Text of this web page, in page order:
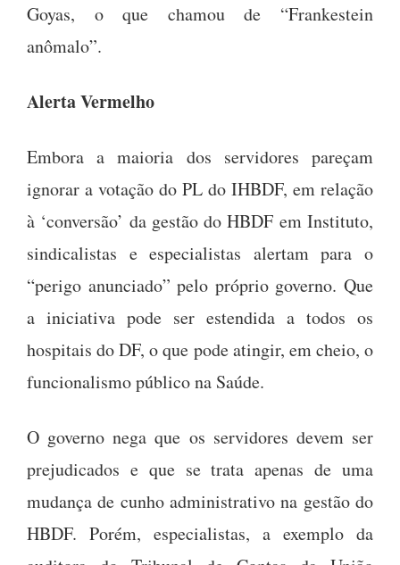
Goyas, o que chamou de “Frankestein
anômalo”.
Alerta Vermelho
Embora a maioria dos servidores pareçam
ignorar a votação do PL do IHBDF, em relação
à ‘conversão’ da gestão do HBDF em Instituto,
sindicalistas e especialistas alertam para o
“perigo anunciado” pelo próprio governo. Que
a iniciativa pode ser estendida a todos os
hospitais do DF, o que pode atingir, em cheio, o
funcionalismo público na Saúde.
O governo nega que os servidores devem ser
prejudicados e que se trata apenas de uma
mudança de cunho administrativo na gestão do
HBDF. Porém, especialistas, a exemplo da